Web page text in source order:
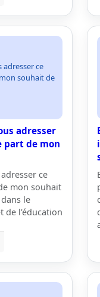
adresser ce
souhait de
adresser
part de mon
ce
mon souhait
le
de l'éducation